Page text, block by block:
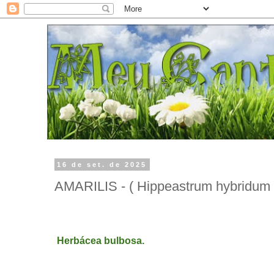
16 de set. de 2025
AMARILIS - ( Hippeastrum hybridum
Herbácea bulbosa.